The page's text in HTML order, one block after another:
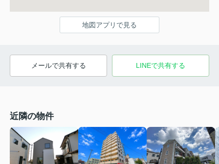
地図アプリで見る
メールで共有する LINEで共有する
近隣の物件